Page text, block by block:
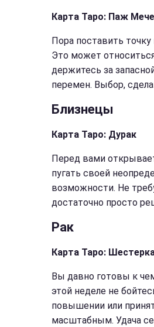
Карта Таро: Паж
Пора поставить
Это может
держитесь за
перемен. Выбор,
Близнецы
Карта Таро: Дурак
Перед вами
пугать своей
возможности. Не
достаточно просто
Рак
Карта Таро:
Вы давно готовы к
этой неделе не
повышении или
масштабным. Удача